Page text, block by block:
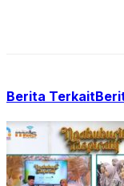
Berita Terkait